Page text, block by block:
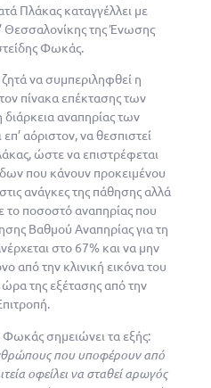
Πλάκας καταγγέλλει με
Θεσσαλονίκης της Ένωσης
Φωκάς.
να συμπεριληφθεί η
πίνακα επέκτασης των
διάρκεια αναπηρίας των
αόριστον, να θεσπιστεί
ώστε να επιστρέφεται
που κάνουν προκειμένου
ανάγκες της πάθησης αλλά
το ποσοστό αναπηρίας που
Βαθμού Αναπηρίας για τη
στο 67% και να μην
από την κλινική εικόνα του
της εξέτασης από την
σημειώνει τα εξής:
που υποφέρουν από
οφείλει να σταθεί αρωγός